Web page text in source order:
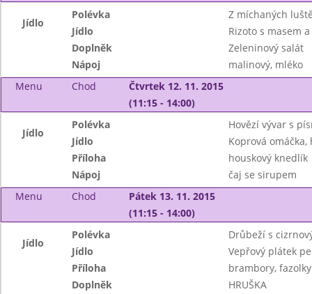
Jídlo
Polévka
Z míchaných
Jídlo
Rizoto s masem
Doplněk
Zeleninový salát
Nápoj
malinový, mléko
Menu
Chod
Čtvrtek 12. 11. 2015
(11:15 - 14:00)
Jídlo
Polévka
Hovězí vývar s
Jídlo
Koprová omáčka,
Příloha
houskový knedlík
Nápoj
čaj se sirupem
Menu
Chod
Pátek 13. 11. 2015
(11:15 - 14:00)
Jídlo
Polévka
Drůbeží s
Jídlo
Vepřový plátek
Příloha
brambory,
Doplněk
HRUŠKA